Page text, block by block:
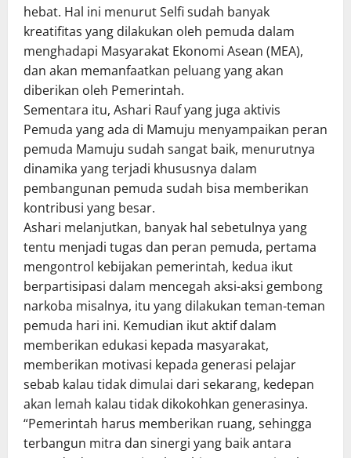
hebat. Hal ini menurut Selfi sudah banyak
kreatifitas yang dilakukan oleh pemuda dalam
menghadapi Masyarakat Ekonomi Asean (MEA),
dan akan memanfaatkan peluang yang akan
diberikan oleh Pemerintah.
Sementara itu, Ashari Rauf yang juga aktivis
Pemuda yang ada di Mamuju menyampaikan peran
pemuda Mamuju sudah sangat baik, menurutnya
dinamika yang terjadi khususnya dalam
pembangunan pemuda sudah bisa memberikan
kontribusi yang besar.
Ashari melanjutkan, banyak hal sebetulnya yang
tentu menjadi tugas dan peran pemuda, pertama
mengontrol kebijakan pemerintah, kedua ikut
berpartisipasi dalam mencegah aksi-aksi gembong
narkoba misalnya, itu yang dilakukan teman-teman
pemuda hari ini. Kemudian ikut aktif dalam
memberikan edukasi kepada masyarakat,
memberikan motivasi kepada generasi pelajar
sebab kalau tidak dimulai dari sekarang, kedepan
akan lemah kalau tidak dikokohkan generasinya.
“Pemerintah harus memberikan ruang, sehingga
terbangun mitra dan sinergi yang baik antara